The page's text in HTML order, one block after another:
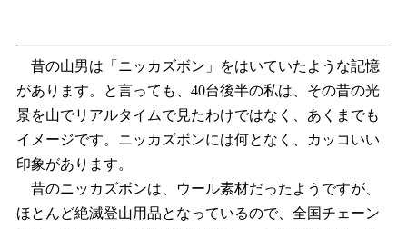
昔の山男は「ニッカズボン」をはいていたような記憶
があります。と言っても、40台後半の私は、その昔の光
景を山でリアルタイムで見たわけではなく、あくまでも
イメージです。ニッカズボンには何となく、カッコいい
印象があります。
昔のニッカズボンは、ウール素材だったようですが、
ほとんど絶滅登山用品となっているので、全国チェーン